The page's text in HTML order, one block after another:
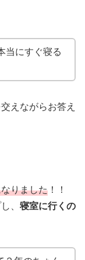
当にすぐ寝る
えながらお答え
りました ！！
、 寝室に行くの